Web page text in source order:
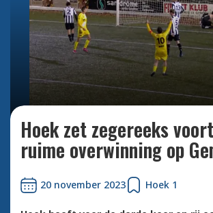
Hoek zet zegereeks
ruime overwinning op
20 november 2023 Hoek 1